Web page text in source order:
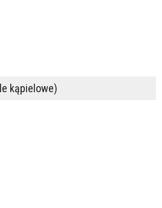
kąpielowe)